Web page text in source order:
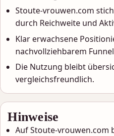
Stoute-vrouwen.com
durch Reichweite und
Klar erwachsene
nachvollziehbarem
Die Nutzung bleibt
vergleichsfreundlich.
Hinweise
Auf Stoute-vrouwen.com